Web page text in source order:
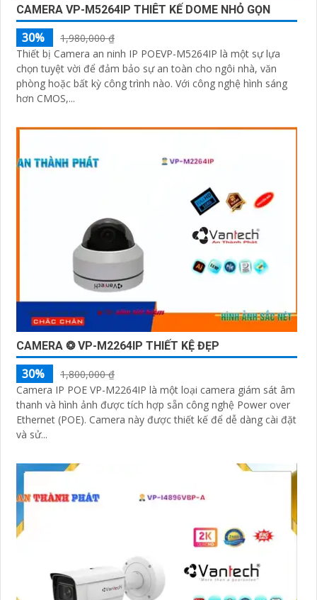
CAMERA VP-M5264IP THIÊT KẾ DOME NHỎ GỌN
30%
1,980,000 ₫
Thiết bị Camera an ninh IP POEVP-M5264IP là một sự lựa
chọn tuyệt vời để đảm bảo sự an toàn cho ngôi nhà, văn
phòng hoặc bất kỳ công trình nào. Với công nghệ hình sáng
hơn CMOS,...
CAMERA ❂ VP-M2264IP THIẾT KỆ ĐẸP
30%
1,800,000 ₫
Camera IP POE VP-M2264IP là một loại camera giám sát âm
thanh và hình ảnh được tích hợp sẵn công nghệ Power over
Ethernet (POE). Camera này được thiết kế để dễ dàng cài đặt
và sử...